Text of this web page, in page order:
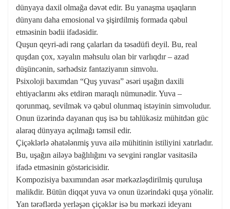
dünyaya daxil olmağa dəvət edir. Bu yanaşma uşaqların
dünyanı daha emosional və şişirdilmiş formada qəbul
etməsinin bədii ifadəsidir.
Quşun qeyri-adi rəng çalarları da təsadüfi deyil. Bu, real
quşdan çox, xəyalın məhsulu olan bir varlıqdır – azad
düşüncənin, sərhədsiz fantaziyanın simvolu.
Psixoloji baxımdan “Quş yuvası” əsəri uşağın daxili
ehtiyaclarını əks etdirən maraqlı nümunədir. Yuva –
qorunmaq, sevilmək və qəbul olunmaq istəyinin simvoludur.
Onun üzərində dayanan quş isə bu təhlükəsiz mühitdən güc
alaraq dünyaya açılmağı təmsil edir.
Çiçəklərlə əhatələnmiş yuva ailə mühitinin istiliyini xatırladır.
Bu, uşağın ailəyə bağlılığını və sevgini rənglər vasitəsilə
ifadə etməsinin göstəricisidir.
Kompozisiya baxımından əsər mərkəzləşdirilmiş quruluşa
malikdir. Bütün diqqət yuva və onun üzərindəki quşa yönəlir.
Yan tərəflərdə yerləşən çiçəklər isə bu mərkəzi ideyanı